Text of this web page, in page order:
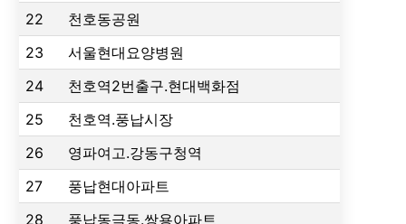
22
천호동공원
23
서울현대요양병원
24
천호역2번출구.현대백화점
25
천호역.풍납시장
26
영파여고.강동구청역
27
풍납현대아파트
28
풍납동극동.쌍용아파트